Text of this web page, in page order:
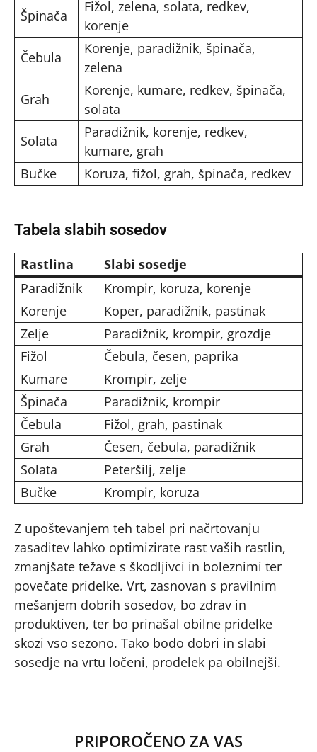
Špinača
Fižol, zelena, solata, redkev,
korenje
Čebula
Korenje, paradižnik, špinača,
zelena
Grah
Korenje, kumare, redkev, špinača,
solata
Solata
Paradižnik, korenje, redkev,
kumare, grah
Bučke
Koruza, fižol, grah, špinača, redkev
Tabela slabih sosedov
Rastlina
Slabi sosedje
Paradižnik
Krompir, koruza, korenje
Korenje
Koper, paradižnik, pastinak
Zelje
Paradižnik, krompir, grozdje
Fižol
Čebula, česen, paprika
Kumare
Krompir, zelje
Špinača
Paradižnik, krompir
Čebula
Fižol, grah, pastinak
Grah
Česen, čebula, paradižnik
Solata
Peteršilj, zelje
Bučke
Krompir, koruza
Z upoštevanjem teh tabel pri načrtovanju
zasaditev lahko optimizirate rast vaših rastlin,
zmanjšate težave s škodljivci in boleznimi ter
povečate pridelke. Vrt, zasnovan s pravilnim
mešanjem dobrih sosedov, bo zdrav in
produktiven, ter bo prinašal obilne pridelke
skozi vso sezono. Tako bodo dobri in slabi
sosedje na vrtu ločeni, prodelek pa obilnejši.
PRIPOROČENO ZA VAS